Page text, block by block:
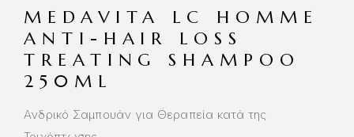
MEDAVITA LC HOMME
ANTI-HAIR LOSS
TREATING SHAMPOO
250ML
Ανδρικό Σαμπουάν για Θεραπεία κατά της